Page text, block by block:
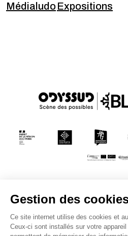
MédialudoExpositions
Conditions
Mentions
Politique de